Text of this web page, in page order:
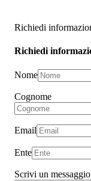
Richiedi
Richiedi
Nome
Cognome
Email
Ente
Scrivi un messaggio